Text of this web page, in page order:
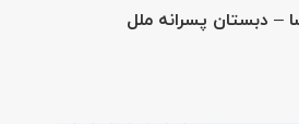
– دبستان پسرانه ملل